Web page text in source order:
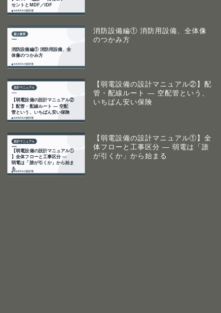
消防設備編① 消防用設備、全体像
のつかみ方
【弱電設備の設計マニュアル②】配
管・配線ルート ― 空配管という、
いちばん安い保険
【弱電設備の設計マニュアル①】全
体フローと工事区分 ― 弱電は「誰
が引くか」から始まる